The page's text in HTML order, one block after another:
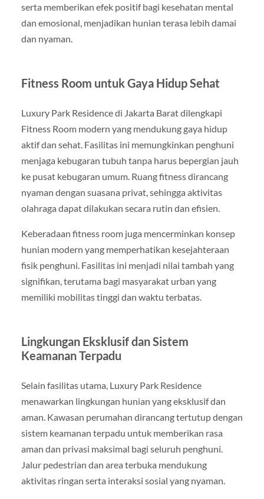
serta memberikan efek positif bagi kesehatan mental
dan emosional, menjadikan hunian terasa lebih damai
dan nyaman.
Fitness Room untuk Gaya Hidup Sehat
Luxury Park Residence di Jakarta Barat dilengkapi
Fitness Room modern yang mendukung gaya hidup
aktif dan sehat. Fasilitas ini memungkinkan penghuni
menjaga kebugaran tubuh tanpa harus bepergian jauh
ke pusat kebugaran umum. Ruang fitness dirancang
nyaman dengan suasana privat, sehingga aktivitas
olahraga dapat dilakukan secara rutin dan efisien.
Keberadaan fitness room juga mencerminkan konsep
hunian modern yang memperhatikan kesejahteraan
fisik penghuni. Fasilitas ini menjadi nilai tambah yang
signifikan, terutama bagi masyarakat urban yang
memiliki mobilitas tinggi dan waktu terbatas.
Lingkungan Eksklusif dan Sistem
Keamanan Terpadu
Selain fasilitas utama, Luxury Park Residence
menawarkan lingkungan hunian yang eksklusif dan
aman. Kawasan perumahan dirancang tertutup dengan
sistem keamanan terpadu untuk memberikan rasa
aman dan privasi maksimal bagi seluruh penghuni.
Jalur pedestrian dan area terbuka mendukung
aktivitas ringan serta interaksi sosial yang nyaman.